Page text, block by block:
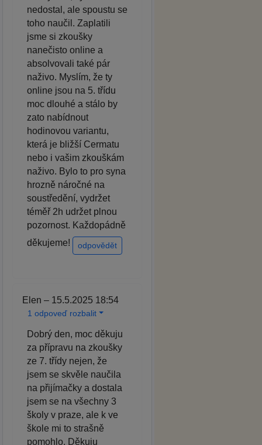
nedostal, ale spoustu se
toho naučil. Zaplatili
jsme si zkoušky
nanečisto online a
absolvovali také pár
naživo. Myslím, že ty
online jsou na 5. třídu
moc dlouhé a stálo by
zato nabídnout
hodinovou variantu,
která je bližší Cermatu
nebo i vašim zkouškám
naživo. Bylo to pro syna
hrozně náročné na
soustředění, vydržet
téměř 2h udržet plnou
pozornost. Každopádně
děkujeme!
odpovědět
Elen – 15.5.2025 18:54
1 odpoveď rozbalit
Dobrý den, moc děkuju
za přípravu na zkoušky
ze 7. třídy nejen, že
jsem se skvěle naučila
na přijímačky a dostala
jsem se na všechny 3
školy v praze, ale k ve
škole mi to strašně
pomohlo. Děkuju